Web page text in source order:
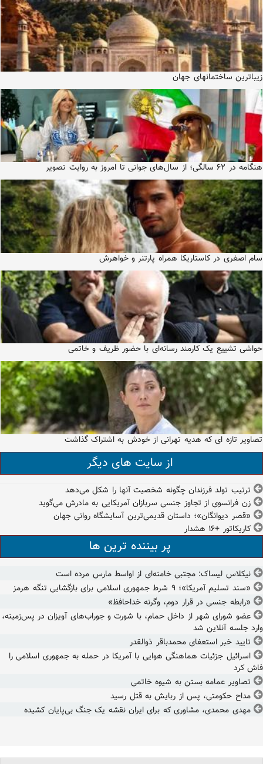
زیباترین ساختمانهای جهان
هنگامه در ۶۲ سالگی؛ از سال‌های جوانی تا امروز به روایت تصویر
سام اصغری در کاستاریکا همراه پارتنر و خواهرش
حواشی تشییع یک کارمند رسانه‌ای با حضور ظریف و خاتمی
تصاویر تازه ای که هدیه تهرانی از خودش به اشتراک گذاشت
از سایت های دیگر
ترتیب تولد فرزندان چگونه شخصیت آنها را شکل می‌دهد
زن فرانسوی از تجاوز جنسی سربازان آمریکایی به مادرش می‌گوید
«قصر دیوانگان»؛ داستان قدیمی‌ترین آسایشگاه روانی جهان
کاریکاتور +۱۶ هشدار
پر بیننده ترین ها
نیکلاس لیساک: مجتبی خامنه‌ای از اواسط مارس مرده است
«سند تسلیم آمریکا»؛ ۹ شرط جمهوری اسلامی برای بازگشایی تنگه هرمز
«رابطه جنسی در قرار دوم، وگرنه خداحافظ»
عضو شورای شهر از داخل حمام، با شورت و جوراب‌های آویزان در پس‌زمینه،
وارد جلسه آنلاین شد
تایید خبر استعفای محمدباقر ذوالقدر
اسرائیل جزئیات هماهنگی هوایی با آمریکا در حمله به جمهوری اسلامی را
فاش کرد
تصاویر عمامه بستن به شیوه خاتمی
مداح حکومتی، پس از ربایش به قتل رسید
مهدی محمدی، مشاوری که برای ایران نقشه یک جنگ بی‌پایان کشیده